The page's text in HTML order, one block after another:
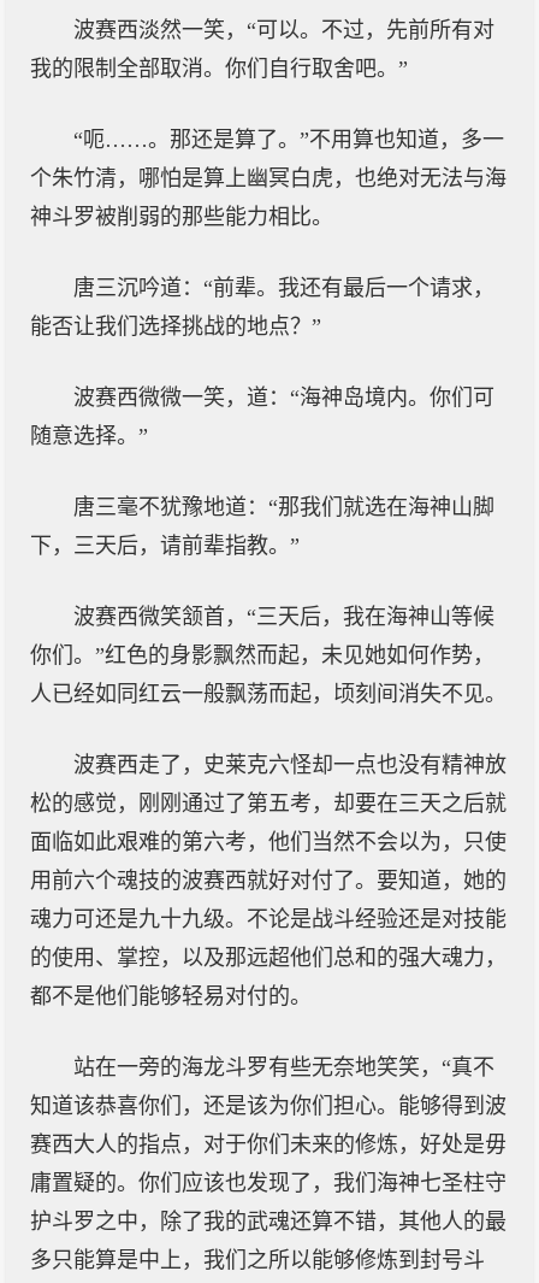
波赛西淡然一笑，“可以。不过，先前所有对
我的限制全部取消。你们自行取舍吧。”
“呃……。那还是算了。”不用算也知道，多一
个朱竹清，哪怕是算上幽冥白虎，也绝对无法与海
神斗罗被削弱的那些能力相比。
唐三沉吟道：“前辈。我还有最后一个请求，
能否让我们选择挑战的地点？”
波赛西微微一笑，道：“海神岛境内。你们可
随意选择。”
唐三毫不犹豫地道：“那我们就选在海神山脚
下，三天后，请前辈指教。”
波赛西微笑颔首，“三天后，我在海神山等候
你们。”红色的身影飘然而起，未见她如何作势，
人已经如同红云一般飘荡而起，顷刻间消失不见。
波赛西走了，史莱克六怪却一点也没有精神放
松的感觉，刚刚通过了第五考，却要在三天之后就
面临如此艰难的第六考，他们当然不会以为，只使
用前六个魂技的波赛西就好对付了。要知道，她的
魂力可还是九十九级。不论是战斗经验还是对技能
的使用、掌控，以及那远超他们总和的强大魂力，
都不是他们能够轻易对付的。
站在一旁的海龙斗罗有些无奈地笑笑，“真不
知道该恭喜你们，还是该为你们担心。能够得到波
赛西大人的指点，对于你们未来的修炼，好处是毋
庸置疑的。你们应该也发现了，我们海神七圣柱守
护斗罗之中，除了我的武魂还算不错，其他人的最
多只能算是中上，我们之所以能够修炼到封号斗